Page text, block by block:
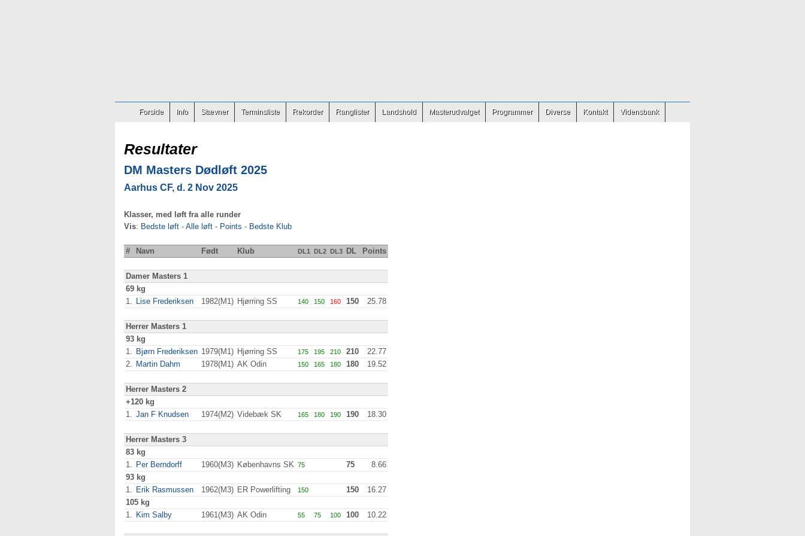
Forside Info Stævner Terminsliste Rekorder Ranglister Landshold Masterudvalget Programmer Diverse Kontakt Vidensbank
Resultater
DM Masters Dødløft 2025
Aarhus CF, d. 2 Nov 2025
Klasser, med løft fra alle runder
Vis: Bedste løft - Alle løft - Points - Bedste Klub
# Navn Født Klub DL1 DL2 DL3 DL Points
Damer Masters 1
69 kg
1. Lise Frederiksen 1982(M1) Hjørring SS 140 150 160 150 25.78
Herrer Masters 1
93 kg
1. Bjørn Frederiksen 1979(M1) Hjørring SS 175 195 210 210
22.77
2. Martin Dahm 1978(M1) AK Odin 150 165 180 180 19.52
Herrer Masters 2
+120 kg
1. Jan F Knudsen 1974(M2) Videbæk SK 165 180 190 190 18.30
Herrer Masters 3
83 kg
1. Per Berndorff 1960(M3) Københavns SK 75 75
8.66
93 kg
1. Erik Rasmussen 1962(M3) ER Powerlifting 150 150
16.27
105 kg
1. Kim Salby 1961(M3) AK Odin 55 75 100 100 10.22